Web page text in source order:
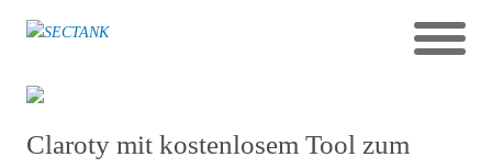
Claroty mit kostenlosem Tool zum